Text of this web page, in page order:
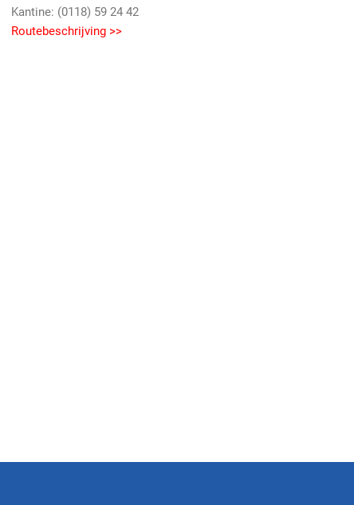
Kantine: (0118) 59 24 42
Routebeschrijving >>